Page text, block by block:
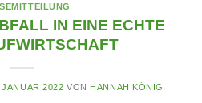
IN EINE ECHTE
2022 VON HANNAH KÖNIG